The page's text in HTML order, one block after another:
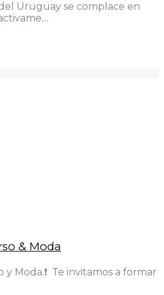
Uruguay se complace en
& Moda
y Moda.❗ Te invitamos a formar